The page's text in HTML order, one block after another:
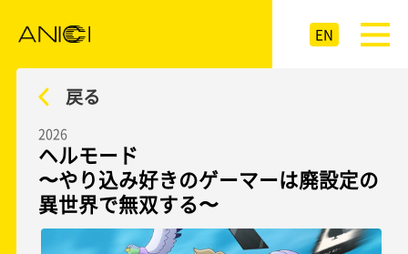
EN
戻る
2026
ヘルモード
〜やり込み好きのゲーマーは廃設定の
異世界で無双する〜